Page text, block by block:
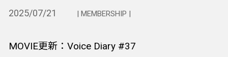
2025/07/21 | MEMBERSHIP |
MOVIE更新：Voice Diary #37